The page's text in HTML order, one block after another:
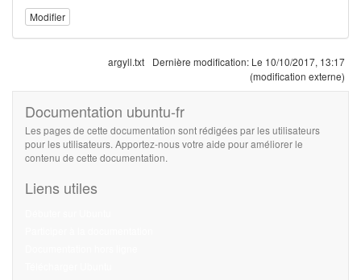
Modifier
argyll.txt Dernière modification: Le 10/10/2017, 13:17
(modification externe)
Documentation ubuntu-fr
Les pages de cette documentation sont rédigées par les utilisateurs
pour les utilisateurs. Apportez-nous votre aide pour améliorer le
contenu de cette documentation.
Liens utiles